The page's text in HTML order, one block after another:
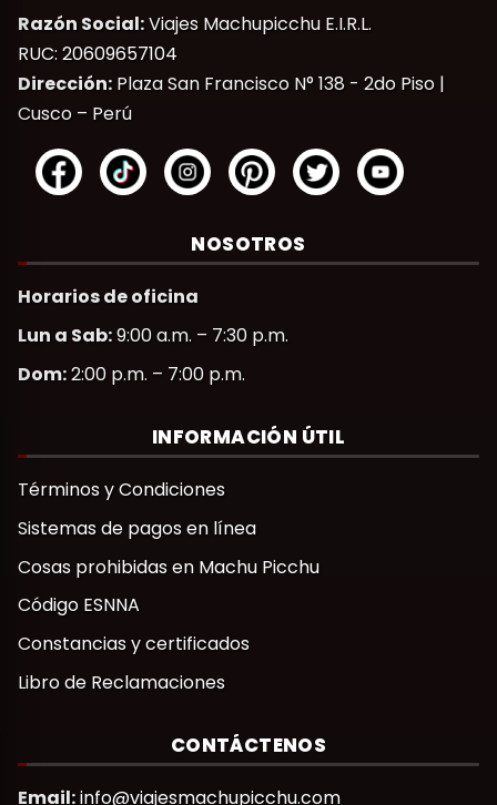
Razón Social:Viajes Machupicchu E.I.R.L.
RUC: 20609657104
Dirección:Plaza San Francisco N° 138 - 2do Piso |
NOSOTROS
Horarios de oficina
Lun a Sab:
9:00 a.m. – 7:30 p.m.
INFORMACIÓN ÚTIL
Términos y Condiciones
Sistemas de pagos en línea
Cosas prohibidas en Machu Picchu
Código ESNNA
Constancias y certificados
CONTÁCTENOS